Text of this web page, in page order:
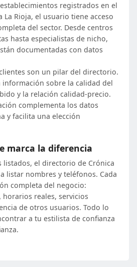
registrados en el
Rioja, el usuario tiene acceso
del sector. Desde centros
hasta especialistas de nicho,
documentadas con datos
son un pilar del directorio.
sobre la calidad del
y la relación calidad-precio.
complementa los datos
y facilita una elección
marca la diferencia
listados, el directorio de Crónica
listar nombres y teléfonos. Cada
completa del negocio:
reales, servicios
de otros usuarios. Todo lo
a tu estilista de confianza